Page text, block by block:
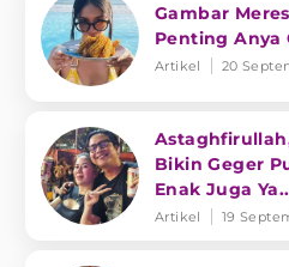
Gambar
Penting Anya
Artikel 20
Bikin Geger
Enak Juga
Artikel 19